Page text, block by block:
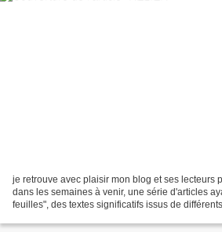
je retrouve avec plaisir mon blog et ses lecteurs
dans les semaines à venir, une série d'articles
feuilles", des textes significatifs issus de